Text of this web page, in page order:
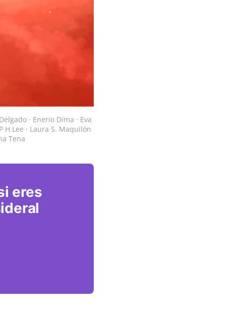
· Enerio Dima · Eva
H Lee · Laura S. Maquilón
Tena
eres